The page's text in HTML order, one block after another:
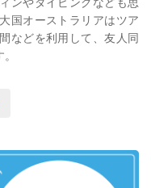
国オーストラリアはツア
などを利用して、友人同